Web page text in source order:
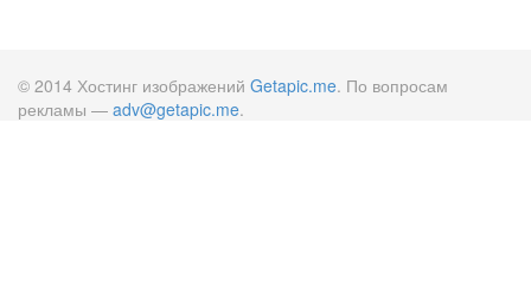
© 2014 Хостинг изображений Getapic.me. По вопросам
рекламы — adv@getapic.me.